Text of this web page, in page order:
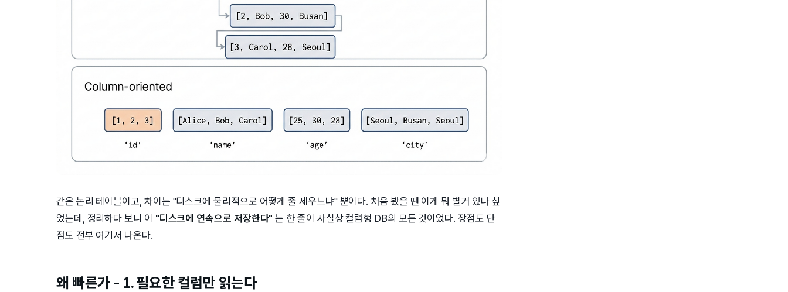
같은 논리 테이블이고, 차이는 "디스크에 물리적으로 어떻게 줄 세우느냐" 뿐이다. 처음 봤을 땐 이게 뭐 별거 있나 싶
었는데, 정리하다 보니 이 "디스크에 연속으로 저장한다" 는 한 줄이 사실상 컬럼형 DB의 모든 것이었다. 장점도 단
점도 전부 여기서 나온다.
왜 빠른가 - 1. 필요한 컬럼만 읽는다